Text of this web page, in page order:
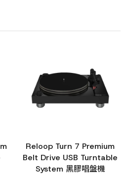
Reloop Turn 7 Premium
Belt Drive USB Turntable
System 黑膠唱盤機